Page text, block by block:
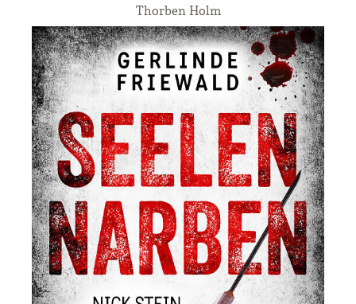
Thorben Holm